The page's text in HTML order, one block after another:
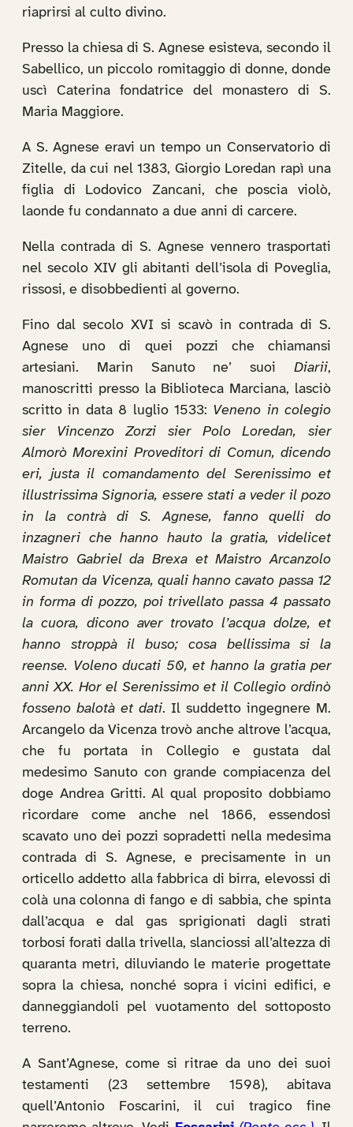
riaprirsi al culto divino.
Presso la chiesa di S. Agnese esisteva, secondo il
Sabellico, un piccolo romitaggio di donne, donde
uscì Caterina fondatrice del monastero di S.
Maria Maggiore.
A S. Agnese eravi un tempo un Conservatorio di
Zitelle, da cui nel 1383, Giorgio Loredan rapì una
figlia di Lodovico Zancani, che poscia violò,
laonde fu condannato a due anni di carcere.
Nella contrada di S. Agnese vennero trasportati
nel secolo XIV gli abitanti dell’isola di Poveglia,
rissosi, e disobbedienti al governo.
Fino dal secolo XVI si scavò in contrada di S.
Agnese uno di quei pozzi che chiamansi
artesiani. Marin Sanuto ne’ suoi Diarii,
manoscritti presso la Biblioteca Marciana, lasciò
scritto in data 8 luglio 1533: Veneno in colegio
sier Vincenzo Zorzi sier Polo Loredan, sier
Almorò Morexini Proveditori di Comun, dicendo
eri, justa il comandamento del Serenissimo et
illustrissima Signoria, essere stati a veder il pozo
in la contrà di S. Agnese, fanno quelli do
inzagneri che hanno hauto la gratia, videlicet
Maistro Gabriel da Brexa et Maistro Arcanzolo
Romutan da Vicenza, quali hanno cavato passa 12
in forma di pozzo, poi trivellato passa 4 passato
la cuora, dicono aver trovato l’acqua dolze, et
hanno stroppà il buso; cosa bellissima si la
reense. Voleno ducati 50, et hanno la gratia per
anni XX. Hor el Serenissimo et il Collegio ordinò
fosseno balotà et dati. Il suddetto ingegnere M.
Arcangelo da Vicenza trovò anche altrove l’acqua,
che fu portata in Collegio e gustata dal
medesimo Sanuto con grande compiacenza del
doge Andrea Gritti. Al qual proposito dobbiamo
ricordare come anche nel 1866, essendosi
scavato uno dei pozzi sopradetti nella medesima
contrada di S. Agnese, e precisamente in un
orticello addetto alla fabbrica di birra, elevossi di
colà una colonna di fango e di sabbia, che spinta
dall’acqua e dal gas sprigionati dagli strati
torbosi forati dalla trivella, slanciossi all’altezza di
quaranta metri, diluviando le materie progettate
sopra la chiesa, nonché sopra i vicini edifici, e
danneggiandoli pel vuotamento del sottoposto
terreno.
A Sant’Agnese, come si ritrae da uno dei suoi
testamenti (23 settembre 1598), abitava
quell’Antonio Foscarini, il cui tragico fine